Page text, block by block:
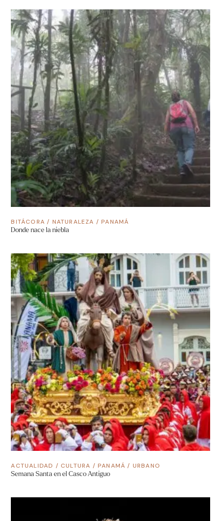
BITÁCORA / NATURALEZA /PANAMÁ
Donde nace la niebla
ACTUALIDAD /CULTURA /PANAMÁ / URBANO
Semana Santa en el Casco Antiguo